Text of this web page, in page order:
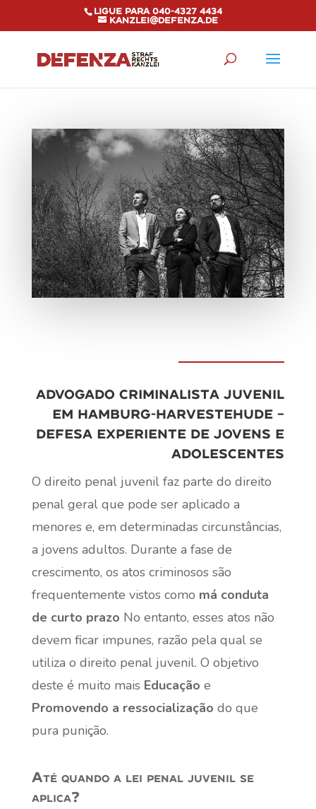
Ligue para 040-4327 4434
kanzlei@defenza.de
Advogado criminalista juvenil
em Hamburg-Harvestehude –
defesa experiente de jovens e
adolescentes
O direito penal juvenil faz parte do direito
penal geral que pode ser aplicado a
menores e, em determinadas circunstâncias,
a jovens adultos. Durante a fase de
crescimento, os atos criminosos são
frequentemente vistos como má conduta
de curto prazo No entanto, esses atos não
devem ficar impunes, razão pela qual se
utiliza o direito penal juvenil. O objetivo
deste é muito mais Educação e
Promovendo a ressocialização do que
pura punição.
Até quando a lei penal juvenil se
aplica?